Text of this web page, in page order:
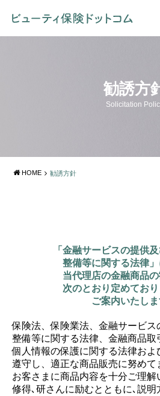
勧誘方
Solicitation
HOME 勧誘方針
「金融サービスの提供
整備等に関する法律」
当代理店の金融商品
次のとおり定めており
ご案内いたしま
保険法、保険業法、金融サービ
整備等に関する法律、金融商品取
個人情報の保護に関する法律およ
遵守し、適正な商品販売に努めて
お客さまに商品内容を十分ご理
修得､研さんに励むとともに､説